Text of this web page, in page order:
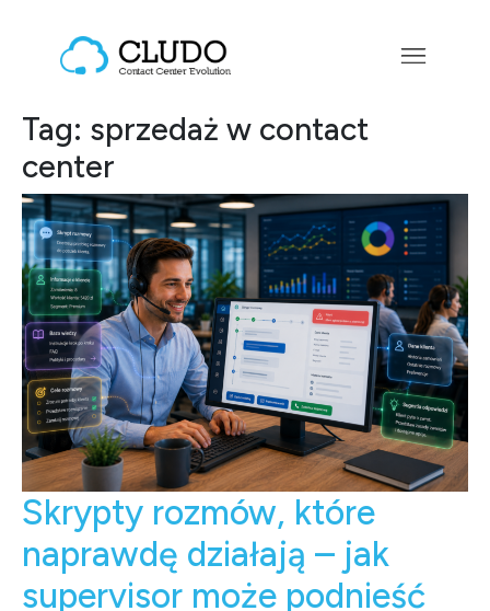
Main Navigation
Tag: sprzedaż w contact
center
Skrypty rozmów, które
naprawdę działają – jak
supervisor może podnieść